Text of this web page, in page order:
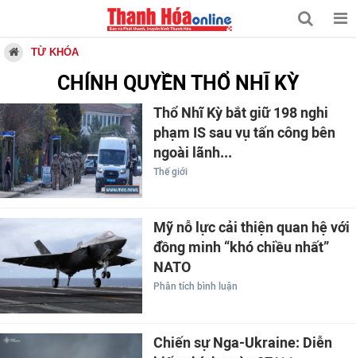
TỪ KHÓA
CHÍNH QUYỀN THỔ NHĨ KỲ
Thổ Nhĩ Kỳ bắt giữ 198 nghi
phạm IS sau vụ tấn công bên
ngoài lãnh...
Thế giới
Mỹ nỗ lực cải thiện quan hệ với
đồng minh “khó chiều nhất”
NATO
Phân tích bình luận
Chiến sự Nga-Ukraine: Diễn